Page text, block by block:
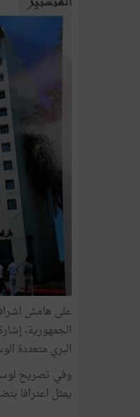
على هامش
الجمهورية،
البري متعددة
وفي تصريح
يمثل اعترافا